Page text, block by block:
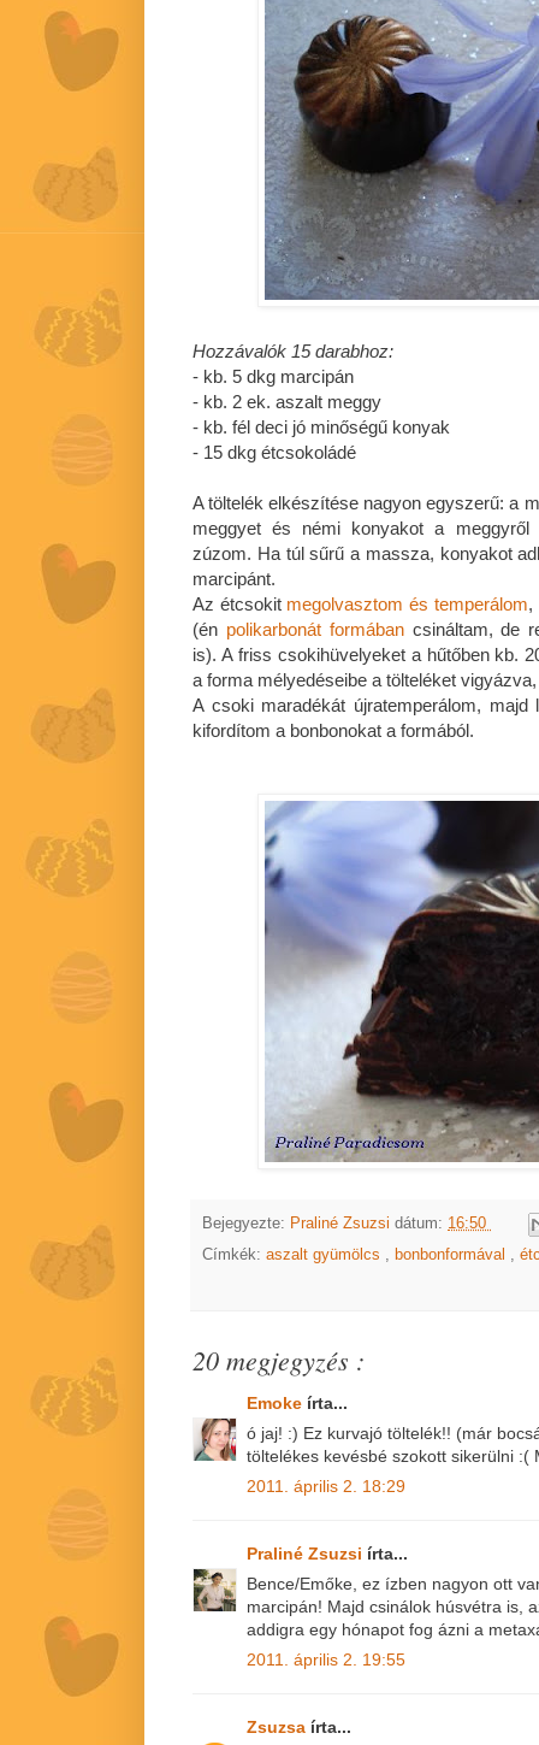
Hozzávalók 15 darabhoz:
- kb. 5 dkg marcipán
- kb. 2 ek. aszalt meggy
- kb. fél deci jó minőségű konyak
- 15 dkg étcsokoládé
A töltelék elkészítése nagyon egyszerű: a
meggyet és némi konyakot a meggyről
zúzom. Ha túl sűrű a massza, konyakot
marcipánt.
Az étcsokit megolvasztom és temperálom,
(én polikarbonát formábancsináltam, de
is). A friss csokihüvelyeket a hűtőben kb.
a forma mélyedéseibe a tölteléket
A csoki maradékát újratemperálom,
kifordítom a bonbonokat a formából.
Bejegyezte: Praliné Zsuzsi dátum: 16:50
Címkék: aszalt gyümölcs , bonbonformával ,
20 megjegyzés :
Emoke írta...
ó jaj! :) Ez kurvajó töltelék!! (már
töltelékes kevésbé szokott sikerülni :(
2011. április 2. 18:29
Praliné Zsuzsi írta...
Bence/Emőke, ez ízben nagyon ott
marcipán! Majd csinálok húsvétra is,
addigra egy hónapot fog ázni a
2011. április 2. 19:55
Zsuzsa írta...